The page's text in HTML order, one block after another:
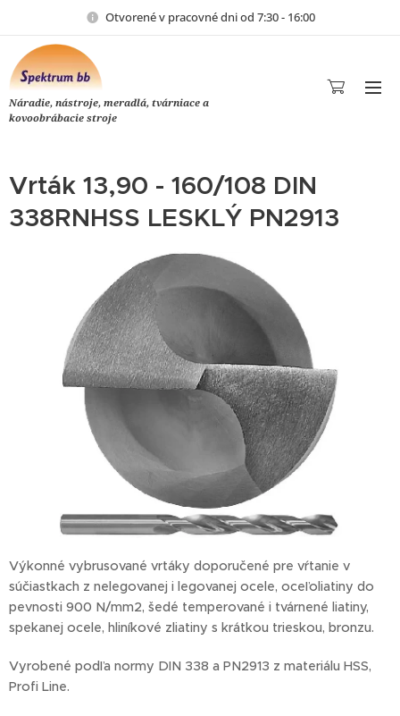
Otvorené v pracovné dni od 7:30 - 16:00
Náradie, nástroje, meradlá, tvárniace a
kovoobrábacie stroje
Vrták 13,90 - 160/108 DIN
338RNHSS LESKLÝ PN2913
Výkonné vybrusované vrtáky doporučené pre vŕtanie v
súčiastkach z nelegovanej i legovanej ocele, oceľoliatiny do
pevnosti 900 N/mm2, šedé temperované i tvárnené liatiny,
spekanej ocele, hliníkové zliatiny s krátkou trieskou, bronzu.
Vyrobené podľa normy DIN 338 a PN2913 z materiálu HSS,
Profi Line.